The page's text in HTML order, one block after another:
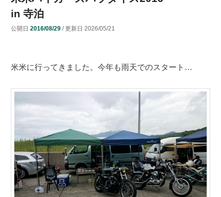
in 寺泊
公開日 2016/08/29/ 更新日 2026/05/21
米米に行ってきました。今年も雨天でのスタート…